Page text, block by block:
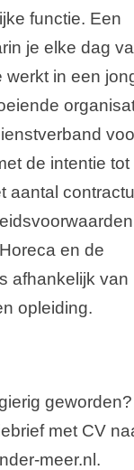
functie. Een
je elke dag
werkt in een
de intentie tot
aantal
en de
afhankelijk van
opleiding.
geworden?
met CV
meer.nl .